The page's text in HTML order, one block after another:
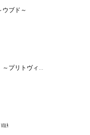
ブド～
プリトヴィ...